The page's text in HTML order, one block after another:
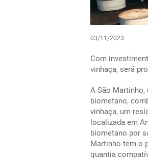
03/11/2023
Com
vinhaça, será
A São
biometano,
vinhaça, um
localizada em
biometano por
Martinho tem o
quantia